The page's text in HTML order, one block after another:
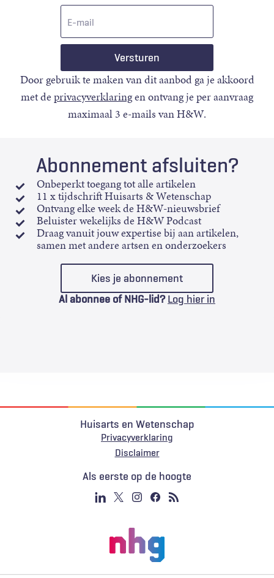
Door gebruik te maken van dit aanbod ga je akkoord
met deprivacyverklaringen ontvang je per aanvraag
maximaal 3 e-mails van H&W.
Abonnement afsluiten?
Onbeperkt toegang tot alle artikelen
11 x tijdschrift Huisarts & Wetenschap
Ontvang elke week de H&W-nieuwsbrief
Beluister wekelijks de H&W Podcast
Draag vanuit jouw expertise bij aan artikelen,
samen met andere artsen en onderzoekers
Kies je abonnement
Al abonnee of NHG-lid? Log hier in
Huisarts en Wetenschap
Privacyverklaring
Voet
Disclaimer
Als eerste op de hoogte